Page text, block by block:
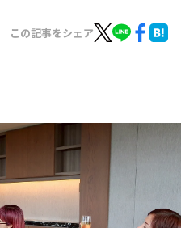
この記事をシェア